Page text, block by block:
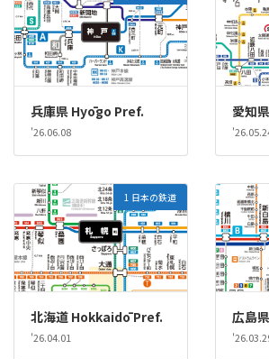
兵庫県 Hyōgo Pref.
'26.06.08
愛知
1 日本の鉄道
北海道 Hokkaidō Pref.
'26.04.01
広島